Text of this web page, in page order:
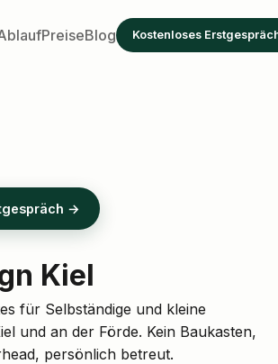
PreiseBlog Kostenloses
→
Kiel
für Selbständige und kleine
und an der Förde. Kein Baukasten,
persönlich betreut.